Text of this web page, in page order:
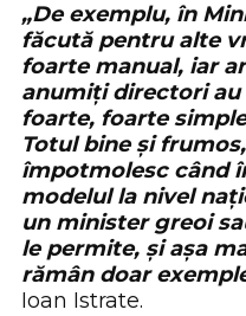
„De exemplu, în
făcută pentru alte
foarte manual, iar
anumiți directori
foarte, foarte
Totul bine și
împotmolesc când
modelul la nivel
un minister greoi
le permite, și așa
rămân doar
Ioan Istrate.